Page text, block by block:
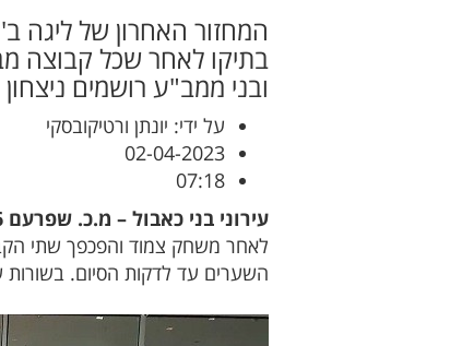
המחזור האחרון של ליגה
בתיקו לאחר שכל קבוצה
ובני ממב"ע רושמים
על ידי: יונתן ורטיקובסקי
02-04-2023
07:18
עירוני בני כאבול – מ.כ. שפרעם 6-6
השערים עד לדקות הסיום.